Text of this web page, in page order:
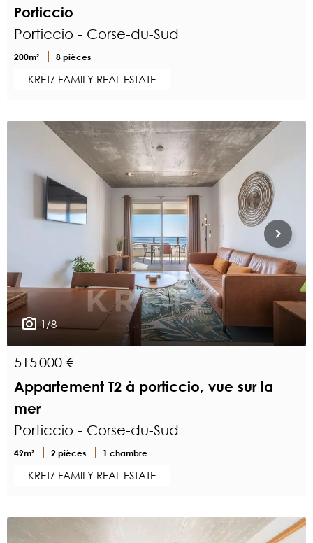
Porticcio
Porticcio - Corse-du-Sud
200m² 8 pièces
KRETZ FAMILY REAL ESTATE
1/8
515 000 €
Appartement T2 à porticcio, vue sur la
mer
Porticcio - Corse-du-Sud
49m² 2 pièces 1 chambre
KRETZ FAMILY REAL ESTATE